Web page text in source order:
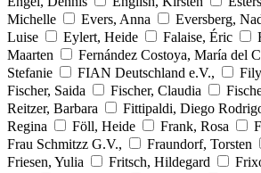
Michelle
Evers, Anna Eversberg,
Luise
Eylert, Heide Falaise, Éric
Maarten
Fernández Costoya, María del
Stefanie
FIAN Deutschland e.V.,
Fischer, Saida
Fischer, Claudia
Reitzer, Barbara
Fittipaldi, Diego
Regina
Föll, Heide Frank, Rosa
Frau Schmitzz G.V.,
Fraundorf, Torsten
Friesen, Yulia
Fritsch, Hildegard